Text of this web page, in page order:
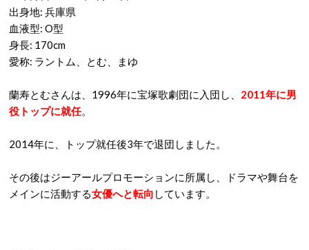
出身地: 兵庫県
血液型: O型
身長: 170cm
愛称: ラントム、とむ、まゆ
蘭寿とむさんは、1996年に宝塚歌劇団に入団し、 2011年に男
役トップに就任。
2014年に、トップ就任後3年で退団しました。
その後はジーアールプロモーションに所属し、ドラマや舞台を
メインに活動する女優へと転向 しています。